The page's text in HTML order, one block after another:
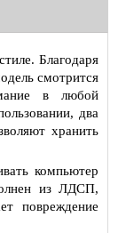
Благодаря
смотрится
в любой
два
хранить
компьютер
из ЛДСП,
повреждение